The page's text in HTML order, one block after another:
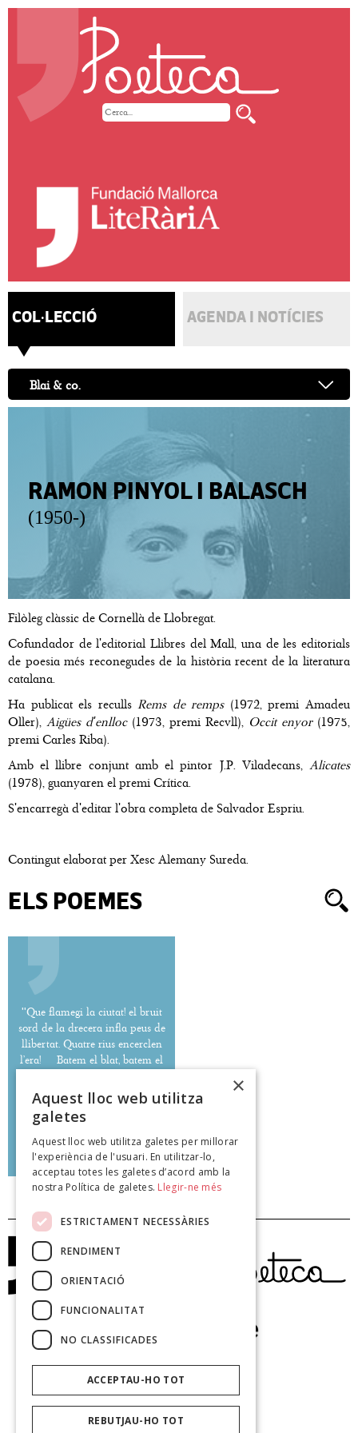
COL·LECCIÓ AGENDA I NOTÍCIES
Blai & co.
RAMON PINYOL I BALASCH
(1950-)
Filòleg clàssic de Cornellà de Llobregat.
Cofundador de l'editorial Llibres del Mall, una de les editorials
de poesia més reconegudes de la història recent de la literatura
catalana.
Ha publicat els recullsRems de remps (1972, premi Amadeu
Oller), Aigües d'enlloc (1973, premi Recvll), Occit enyor (1975,
premi Carles Riba).
Amb el llibre conjunt amb el pintor J.P. Viladecans, Alicates
(1978), guanyaren el premi Crítica.
S'encarregà d'editar l'obra completa de Salvador Espriu.
Contingut elaborat per Xesc Alemany Sureda.
ELS POEMES
''Que flamegi la ciutat! el bruit
sord de la drecera infla peus de
llibertat. Quatre rius encerclen
l’era! Batem el blat, batem el
Batem el blat!''
Ramon Pinyol i Balasch
poeteca.cat
×
Aquest lloc web utilitza
galetes
Aquest lloc web utilitza galetes per millorar
l'experiència de l'usuari. En utilitzar-lo,
acceptau totes les galetes d’acord amb la
nostra Política de galetes. Llegir-ne més
ESTRICTAMENT NECESSÀRIES
RENDIMENT
ORIENTACIÓ
FUNCIONALITAT
NO CLASSIFICADES
ACCEPTAU-HO TOT
REBUTJAU-HO TOT